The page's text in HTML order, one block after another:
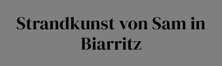
Strandkunst von Sam in
Biarritz